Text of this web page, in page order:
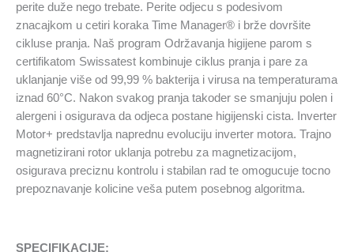
perite duže nego trebate. Perite odjecu s podesivom
znacajkom u cetiri koraka Time Manager® i brže dovršite
cikluse pranja. Naš program Održavanja higijene parom s
certifikatom Swissatest kombinuje ciklus pranja i pare za
uklanjanje više od 99,99 % bakterija i virusa na temperaturama
iznad 60°C. Nakon svakog pranja takoder se smanjuju polen i
alergeni i osigurava da odjeca postane higijenski cista. Inverter
Motor+ predstavlja naprednu evoluciju inverter motora. Trajno
magnetizirani rotor uklanja potrebu za magnetizacijom,
osigurava preciznu kontrolu i stabilan rad te omogucuje tocno
prepoznavanje kolicine veša putem posebnog algoritma.
SPECIFIKACIJE: